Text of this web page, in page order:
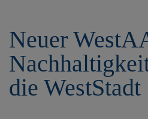
Neuer
die WestStadt